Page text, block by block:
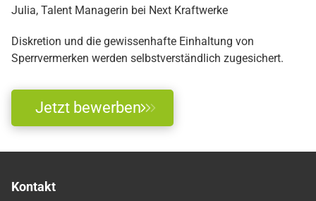
Julia, Talent Managerin bei Next Kraftwerke
Diskretion und die gewissenhafte Einhaltung von
Sperrvermerken werden selbstverständlich zugesichert.
Jetzt bewerben
Kontakt